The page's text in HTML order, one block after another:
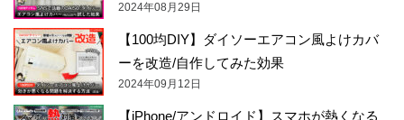
2024年08月29日
【100均DIY】ダイソーエアコン風よけカバ
ーを改造/自作してみた効果
2024年09月12日
【iPhone/アンドロイド】スマホが熱くなる